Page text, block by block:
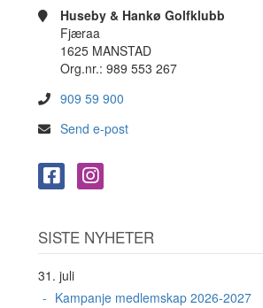
Huseby & Hankø Golfklubb
Fjæraa
1625 MANSTAD
Org.nr.: 989 553 267
909 59 900
Send e-post
SISTE NYHETER
31. juli
Kampanje medlemskap 2026-2027